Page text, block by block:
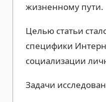
жизненному пути.
Целью статьи
специфики
социализации
Задачи